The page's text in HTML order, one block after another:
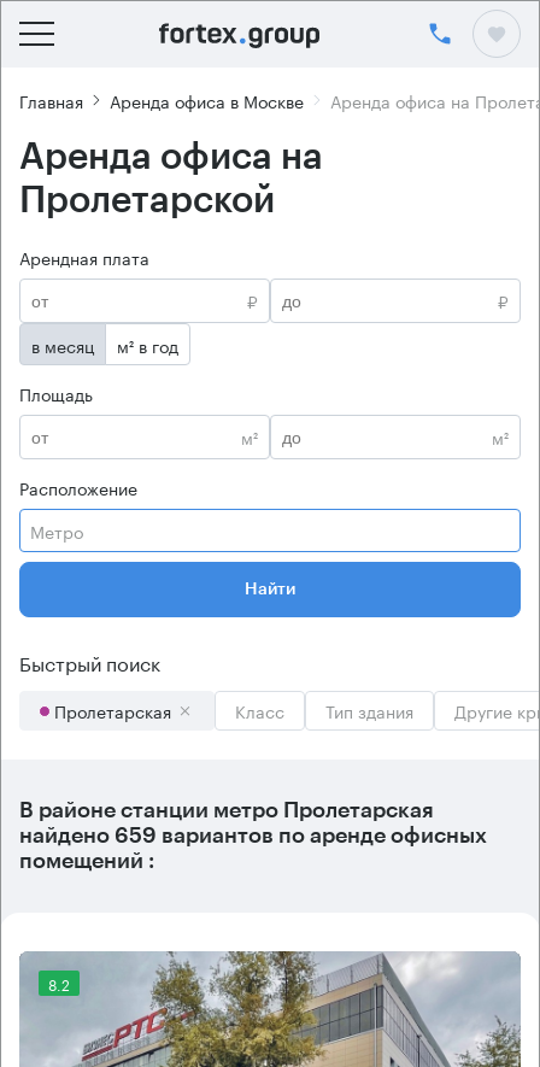
Главная Аренда офиса в Москве Аренда офиса на
Аренда офиса на
Пролетарской
Арендная плата
₽
₽
в месяц
м² в год
Площадь
м²
м²
Расположение
Метро
Найти
Быстрый поиск
Пролетарская Класс Тип здания Другие
В районе станции метро Пролетарская
найдено 659 вариантов по аренде офисных
помещений :
8.2